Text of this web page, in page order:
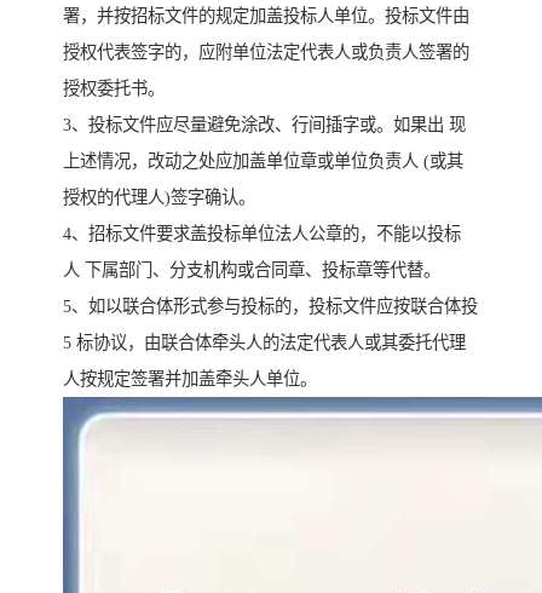
署，并按招标文件的规定加盖投标人单位。投标文件由
授权代表签字的，应附单位法定代表人或负责人签署的
授权委托书。
3、投标文件应尽量避免涂改、行间插字或。如果出 现
上述情况，改动之处应加盖单位章或单位负责人 (或其
授权的代理人)签字确认。
4、招标文件要求盖投标单位法人公章的，不能以投标
人 下属部门、分支机构或合同章、投标章等代替。
5、如以联合体形式参与投标的，投标文件应按联合体投
5 标协议，由联合体牵头人的法定代表人或其委托代理
人按规定签署并加盖牵头人单位。